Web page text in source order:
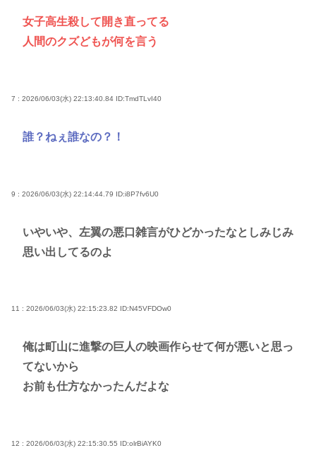
女子高生殺して開き直ってる
人間のクズどもが何を言う
7 : 2026/06/03(水) 22:13:40.84 ID:TmdTLvI40
誰？ねぇ誰なの？！
9 : 2026/06/03(水) 22:14:44.79 ID:i8P7fv6U0
いやいや、左翼の悪口雑言がひどかったなとしみじみ
思い出してるのよ
11 : 2026/06/03(水) 22:15:23.82 ID:N45VFDOw0
俺は町山に進撃の巨人の映画作らせて何が悪いと思っ
てないから
お前も仕方なかったんだよな
12 : 2026/06/03(水) 22:15:30.55 ID:olrBiAYK0